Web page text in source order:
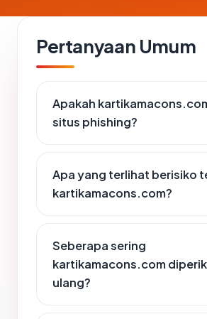
Pertanyaan Umum
Apakah
situs phishing?
Apa yang terlihat berisiko
kartikamacons.com?
Seberapa sering
kartikamacons.com
ulang?